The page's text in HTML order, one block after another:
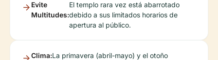
Evite
Multitudes:
El templo rara vez está abarrotado
debido a sus limitados horarios de
apertura al público.
Clima:La primavera (abril-mayo) y el otoño